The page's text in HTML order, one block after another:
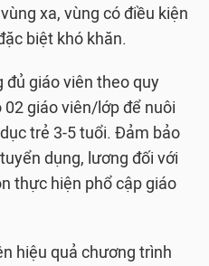
xa, vùng có điều kiện
biệt khó khăn.
đủ giáo viên theo quy
giáo viên/lớp để nuôi
trẻ 3-5 tuổi. Đảm bảo
dụng, lương đối với
thực hiện phổ cập giáo
hiệu quả chương trình